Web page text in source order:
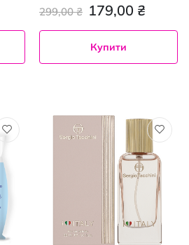
179,00 ₴
299,00 ₴
Купити